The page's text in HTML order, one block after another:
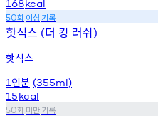
168kcal
50회 이상기록
핫식스 (더 킹 러쉬)
핫식스
1 인분 (355ml)
15kcal
50회 미만기록